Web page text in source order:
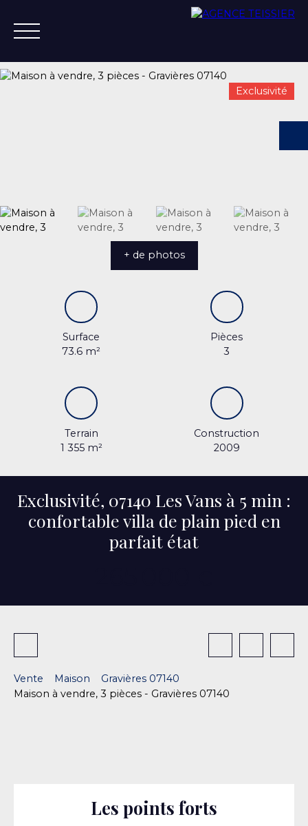
+33 4 75 37 21 14
Exclusivité
+ de photos
Surface
73.6 m²
Pièces
3
Terrain
1 355 m²
Construction
2009
Exclusivité, 07140 Les Vans à 5 min :
confortable villa de plain pied en
parfait état
Vente Maison
Gravières 07140
Maison à vendre, 3 pièces - Gravières 07140
Les points forts